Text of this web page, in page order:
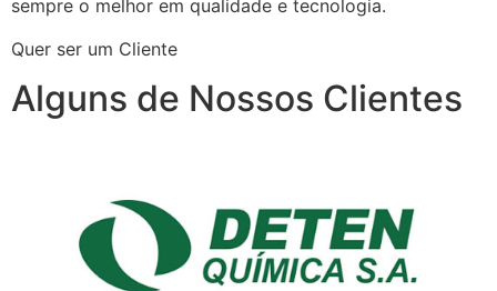
sempre o melhor em qualidade e tecnologia.
Quer ser um Cliente
Alguns de Nossos Clientes